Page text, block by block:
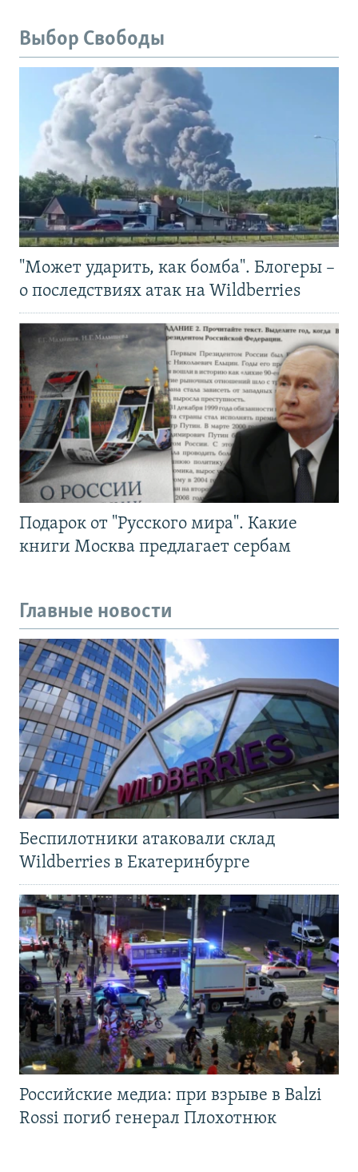
Выбор Свободы
"Может ударить, как бомба". Блогеры –
о последствиях атак на Wildberries
Подарок от "Русского мира". Какие
книги Москва предлагает сербам
Главные новости
Беспилотники атаковали склад
Wildberries в Екатеринбурге
Российские медиа: при взрыве в Balzi
Rossi погиб генерал Плохотнюк